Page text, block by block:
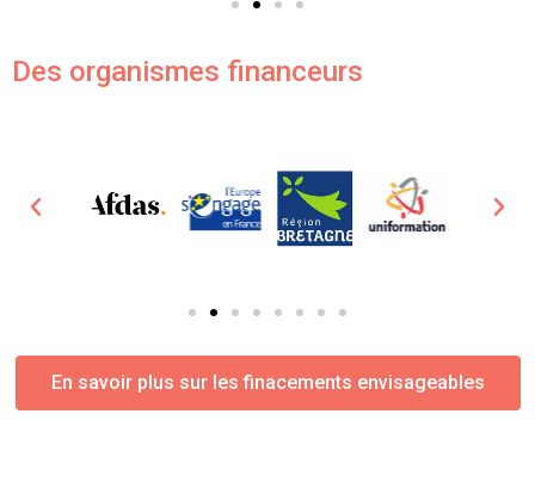
Des organismes financeurs
En savoir plus sur les finacements envisageables